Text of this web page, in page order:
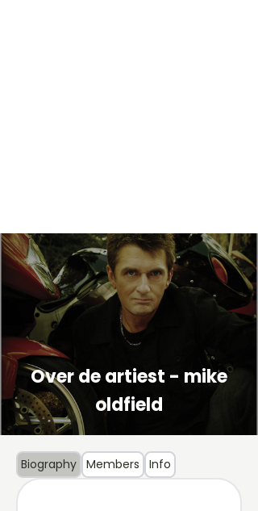
Over de artiest - mike
oldfield
Biography Members Info